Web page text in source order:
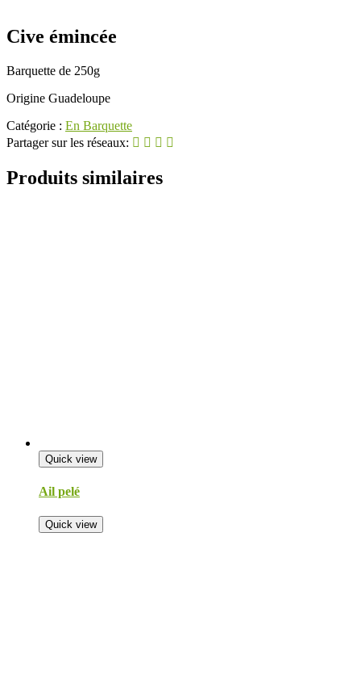
Cive émincée
Barquette de 250g
Origine Guadeloupe
Catégorie : En Barquette
Partager sur les réseaux:
Produits similaires
Quick view
Ail pelé
Quick view